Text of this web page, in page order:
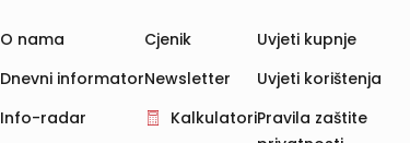
O nama
Dnevni informator
Info-radar
Cjenik
Newsletter
Kalkulatori
Uvjeti kupnje
Uvjeti korištenja
Pravila zaštite